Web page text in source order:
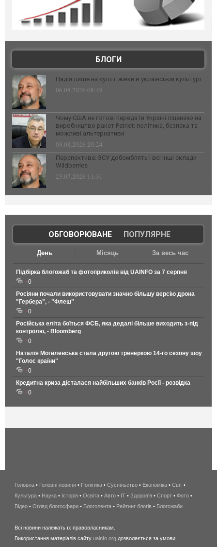
БЛОГИ
Надія лише на культ жінки в українській культурі
06.08.2026 08:49
Чому США не готові передати Україні ліцензію на
виробництво ракет Patriot: політика, безпека та
можливі альтернативи
03.08.2026 20:24
Перспектива: ЗСУ добомблять і всі інші склади
Wildberries
23.07.2026 11:31
ОБГОВОРЮВАНЕ| ПОПУЛЯРНЕ
День Місяць За весь час
Підбірка блогожаб та фотоприколів від UAINFO за 7 серпня
0
Росіяни почали використовувати значно більшу версію дрона
"Гербера", - "Флеш"
0
Російська еліта боїться ФСБ, яка дедалі більше виходить з-під
контролю, - Bloomberg
0
Наталія Могилевська стала другою тренеркою 14-го сезону шоу
"Голос країни"
0
Кредитна криза дісталася найбільших банків Росії - розвідка
0
беспроводной
интернет
киев
wimax
Головна • Головні новини • Політика • Суспільство • Економіка • Світ •
Культура • Наука • Історія • Освіта • Авто • IT • Здоров'я • Спорт • Фото •
Відео • Огляд блогосфери • Блоголента • Рейтинг блогів • Блогожаби
Всі новини належать їх правовласникам.
Використання матеріалів сайту uainfo.org дозволяється за умови